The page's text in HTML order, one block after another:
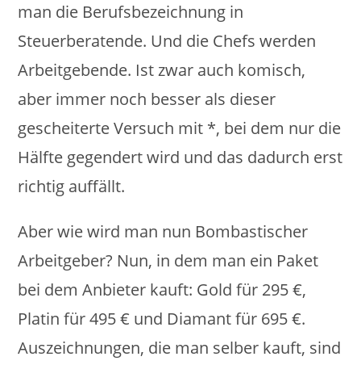
man die Berufsbezeichnung in
Steuerberatende. Und die Chefs werden
Arbeitgebende. Ist zwar auch komisch,
aber immer noch besser als dieser
gescheiterte Versuch mit *, bei dem nur die
Hälfte gegendert wird und das dadurch erst
richtig auffällt.
Aber wie wird man nun Bombastischer
Arbeitgeber? Nun, in dem man ein Paket
bei dem Anbieter kauft: Gold für 295 €,
Platin für 495 € und Diamant für 695 €.
Auszeichnungen, die man selber kauft, sind